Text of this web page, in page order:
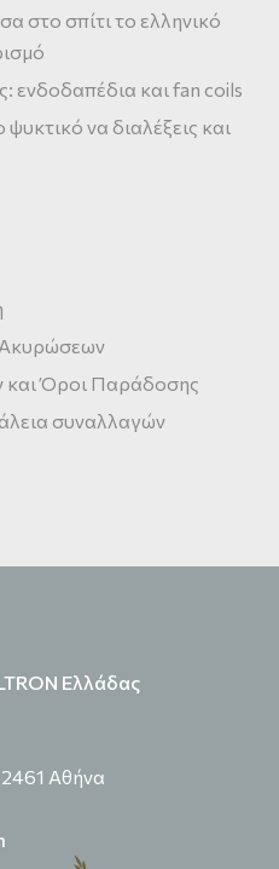
στο σπίτι το ελληνικό
ενδοδαπέδια και fan coils
να διαλέξεις και
Ακυρώσεων
και Όροι Παράδοσης
συναλλαγών
Ελλάδας
Αθήνα